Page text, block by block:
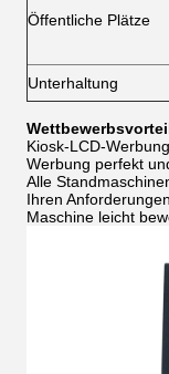
Öffentliche Plätze
Unterhaltung
Kiosk-LCD-
Werbung perfekt
Alle
Ihren
Maschine leicht